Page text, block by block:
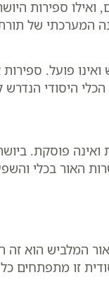
ספירות
המערכתי של
פועל. ספירות
היסודי הנדרש
פוסקת.
האור בכלי
המלביש הוא זה
זו מתפתחים